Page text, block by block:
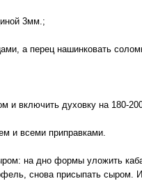
3мм.;
а перец нашинковать
и включить духовку на 180-
и всеми приправками.
на дно формы уложить
снова присыпать сыром.